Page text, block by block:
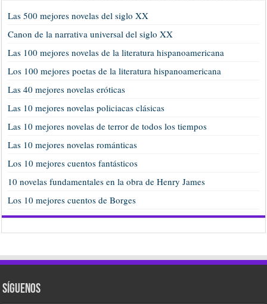
Las 500 mejores novelas del siglo XX
Canon de la narrativa universal del siglo XX
Las 100 mejores novelas de la literatura hispanoamericana
Los 100 mejores poetas de la literatura hispanoamericana
Las 40 mejores novelas eróticas
Las 10 mejores novelas policiacas clásicas
Las 10 mejores novelas de terror de todos los tiempos
Las 10 mejores novelas románticas
Los 10 mejores cuentos fantásticos
10 novelas fundamentales en la obra de Henry James
Los 10 mejores cuentos de Borges
Síguenos